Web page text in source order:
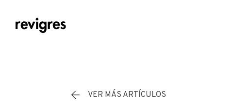
VER MÁS ARTÍCULOS